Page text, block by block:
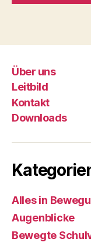
Über uns
Leitbild
Kontakt
Downloads
Alles in
Augenblicke
Bewegte